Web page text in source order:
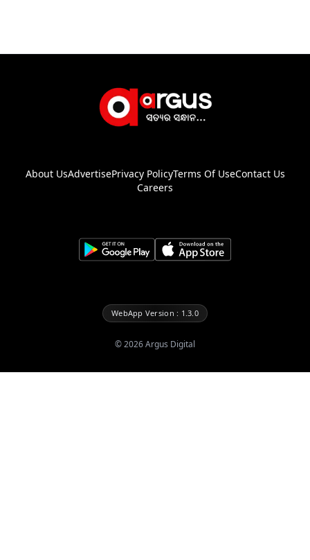
About UsAdvertisePrivacy PolicyTerms Of UseContact Us
Careers
WebApp Version : 1.3.0
©2026Argus Digital